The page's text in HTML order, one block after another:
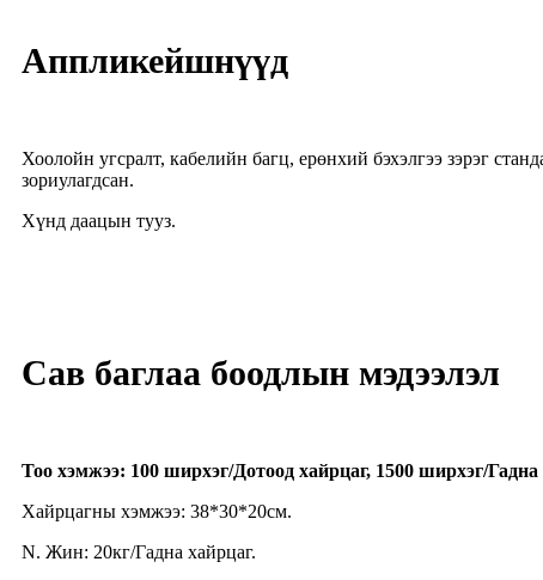
Аппликейшнүүд
Хоолойн угсралт, кабелийн багц, ерөнхий бэхэлгээ зэрэг
зориулагдсан.
Хүнд даацын тууз.
Сав баглаа боодлын мэдээлэл
Тоо хэмжээ: 100 ширхэг/Дотоод хайрцаг, 1500 ширхэг/Гадна
Хайрцагны хэмжээ: 38*30*20см.
N. Жин: 20кг/Гадна хайрцаг.